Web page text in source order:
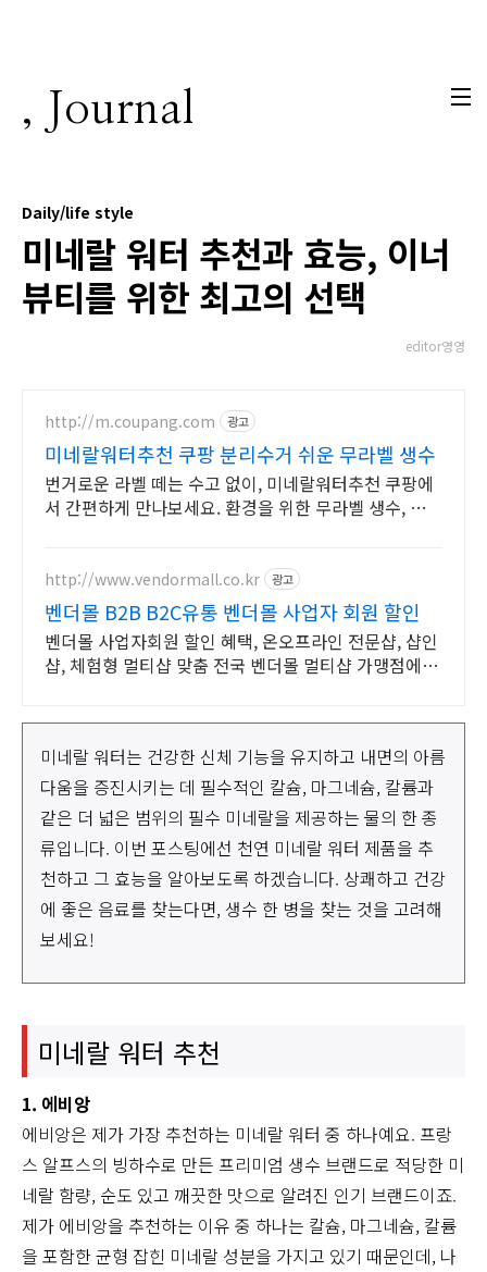
, Journal
Daily/life style
미네랄 워터 추천과 효능, 이너
뷰티를 위한 최고의 선택
editor영영
http://m.coupang.com 광고
미네랄워터추천 쿠팡 분리수거 쉬운 무라벨 생수
번거로운 라벨 떼는 수고 없이, 미네랄워터추천 쿠팡에
서 간편하게 만나보세요. 환경을 위한 무라벨 생수, 와우
http://www.vendormall.co.kr 광고
벤더몰 B2B B2C유통 벤더몰 사업자 회원 할인
벤더몰 사업자회원 할인 혜택, 온오프라인 전문샵, 샵인
샵, 체험형 멀티샵 맞춤 전국 벤더몰 멀티샵 가맹점에서
미네랄 워터는 건강한 신체 기능을 유지하고 내면의 아름
다움을 증진시키는 데 필수적인 칼슘, 마그네슘, 칼륨과
같은 더 넓은 범위의 필수 미네랄을 제공하는 물의 한 종
류입니다. 이번 포스팅에선 천연 미네랄 워터 제품을 추
천하고 그 효능을 알아보도록 하겠습니다. 상쾌하고 건강
에 좋은 음료를 찾는다면, 생수 한 병을 찾는 것을 고려해
보세요!
미네랄 워터 추천
1. 에비앙
에비앙은 제가 가장 추천하는 미네랄 워터 중 하나예요. 프랑
스 알프스의 빙하수로 만든 프리미엄 생수 브랜드로 적당한 미
네랄 함량, 순도 있고 깨끗한 맛으로 알려진 인기 브랜드이죠.
제가 에비앙을 추천하는 이유 중 하나는 칼슘, 마그네슘, 칼륨
을 포함한 균형 잡힌 미네랄 성분을 가지고 있기 때문인데, 나